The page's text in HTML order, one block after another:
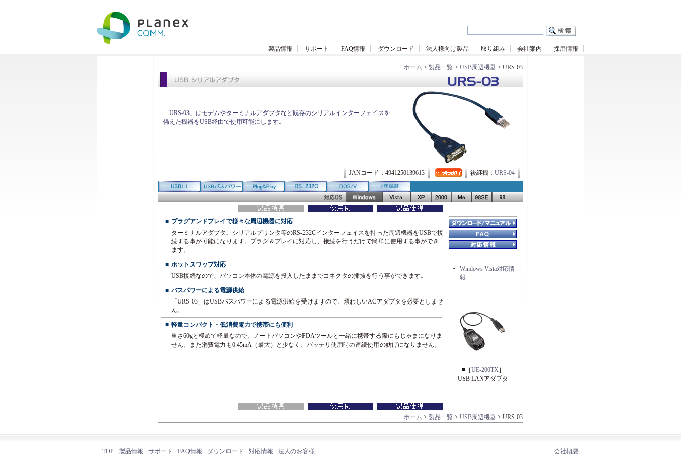
製品情報 サポート FAQ情報 ダウンロード 法人様向け製品 取り組み 会社案内 採用情報
ホーム > 製品一覧 > USB周辺機器 > URS-03
「URS-03」はモデムやターミナルアダプタなど既存のシリアルインターフェイスを
備えた機器をUSB経由で使用可能にします。
JANコード：4941250139613 後継機： URS-04
■ プラグアンドプレイで様々な周辺機器に対応
ターミナルアダプタ、シリアルプリンタ等のRS-232Cインターフェイスを持った周辺機器をUSBで接
続する事が可能になります。プラグ＆プレイに対応し、接続を行うだけで簡単に使用する事ができ
ます。
■ ホットスワップ対応
USB接続なので、パソコン本体の電源を投入したままでコネクタの挿抜を行う事ができます。
■ バスパワーによる電源供給
「URS-03」はUSBバスパワーによる電源供給を受けますので、煩わしいACアダプタを必要としませ
ん。
■ 軽量コンパクト・低消費電力で携帯にも便利
重さ60gと極めて軽量なので、ノートパソコンやPDAツールと一緒に携帯する際にもじゃまになりま
せん。また消費電力も0.45mA（最大）と少なく、バッテリ使用時の連続使用の妨げになりません。
・
Windows Vista対応情
報
■［UE-200TX］
USB LANアダプタ
ホーム > 製品一覧 > USB周辺機器 > URS-03
TOP 製品情報 サポート FAQ情報 ダウンロード 対応情報 法人のお客様 会社概要